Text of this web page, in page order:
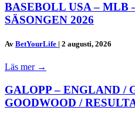
BASEBOLL USA – MLB
SÄSONGEN 2026
Av BetYourLife | 2 augusti, 2026
Läs mer →
GALOPP – ENGLAND /
GOODWOOD /